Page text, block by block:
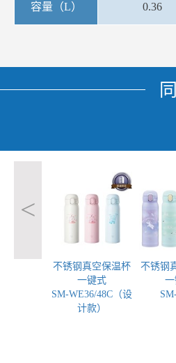
容量（L） 0.36
不锈钢真空保温杯
一键式
SM-WE36/48C（设
计款）
不锈钢
<